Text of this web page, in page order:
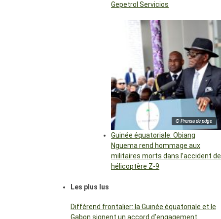
Gepetrol Servicios
© Prensa de pdge
Guinée équatoriale: Obiang
Nguema rend hommage aux
militaires morts dans l’accident de
hélicoptère Z-9
Les plus lus
Différend frontalier: la Guinée équatoriale et le
Gabon signent un accord d’engagement